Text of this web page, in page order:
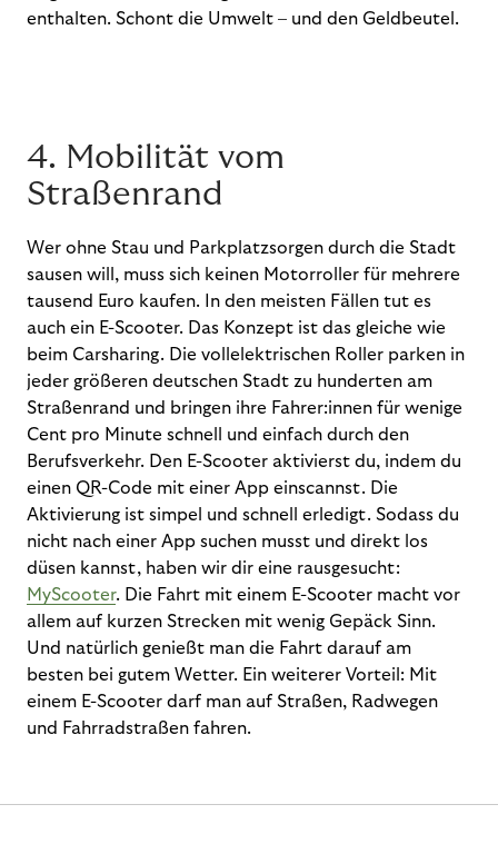
enthalten. Schont die Umwelt – und den Geldbeutel.
4. Mobilität vom
Straßenrand
Wer ohne Stau und Parkplatzsorgen durch die Stadt
sausen will, muss sich keinen Motorroller für mehrere
tausend Euro kaufen. In den meisten Fällen tut es
auch ein E-Scooter. Das Konzept ist das gleiche wie
beim Carsharing. Die vollelektrischen Roller parken in
jeder größeren deutschen Stadt zu hunderten am
Straßenrand und bringen ihre Fahrer:innen für wenige
Cent pro Minute schnell und einfach durch den
Berufsverkehr. Den E-Scooter aktivierst du, indem du
einen QR-Code mit einer App einscannst. Die
Aktivierung ist simpel und schnell erledigt. Sodass du
nicht nach einer App suchen musst und direkt los
düsen kannst, haben wir dir eine rausgesucht:
MyScooter. Die Fahrt mit einem E-Scooter macht vor
allem auf kurzen Strecken mit wenig Gepäck Sinn.
Und natürlich genießt man die Fahrt darauf am
besten bei gutem Wetter. Ein weiterer Vorteil: Mit
einem E-Scooter darf man auf Straßen, Radwegen
und Fahrradstraßen fahren.